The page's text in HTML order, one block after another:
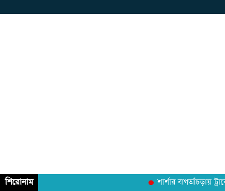
শিরোনাম শার্শার বাগআঁচড়ায়